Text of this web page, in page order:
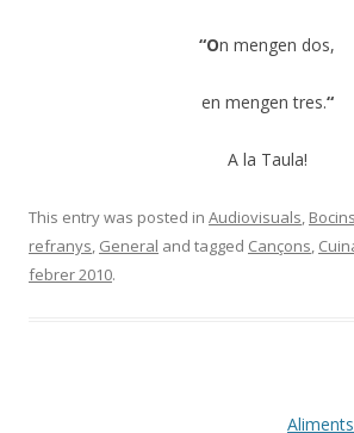
“On mengen dos,
en mengen tres.“
A la Taula!
This entry was posted in Audiovisuals,
refranys, General and tagged Cançons,
febrer 2010.